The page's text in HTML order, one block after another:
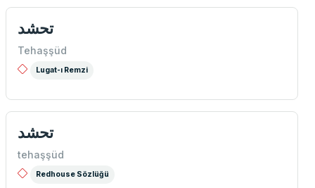
تحشد
Tehaşşüd
Lugat-ı Remzi
تحشد
tehaşşüd
Redhouse Sözlüğü